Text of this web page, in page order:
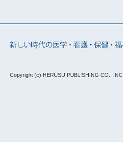
Copyright (c) HERUSU PUBLISHING CO., INC.